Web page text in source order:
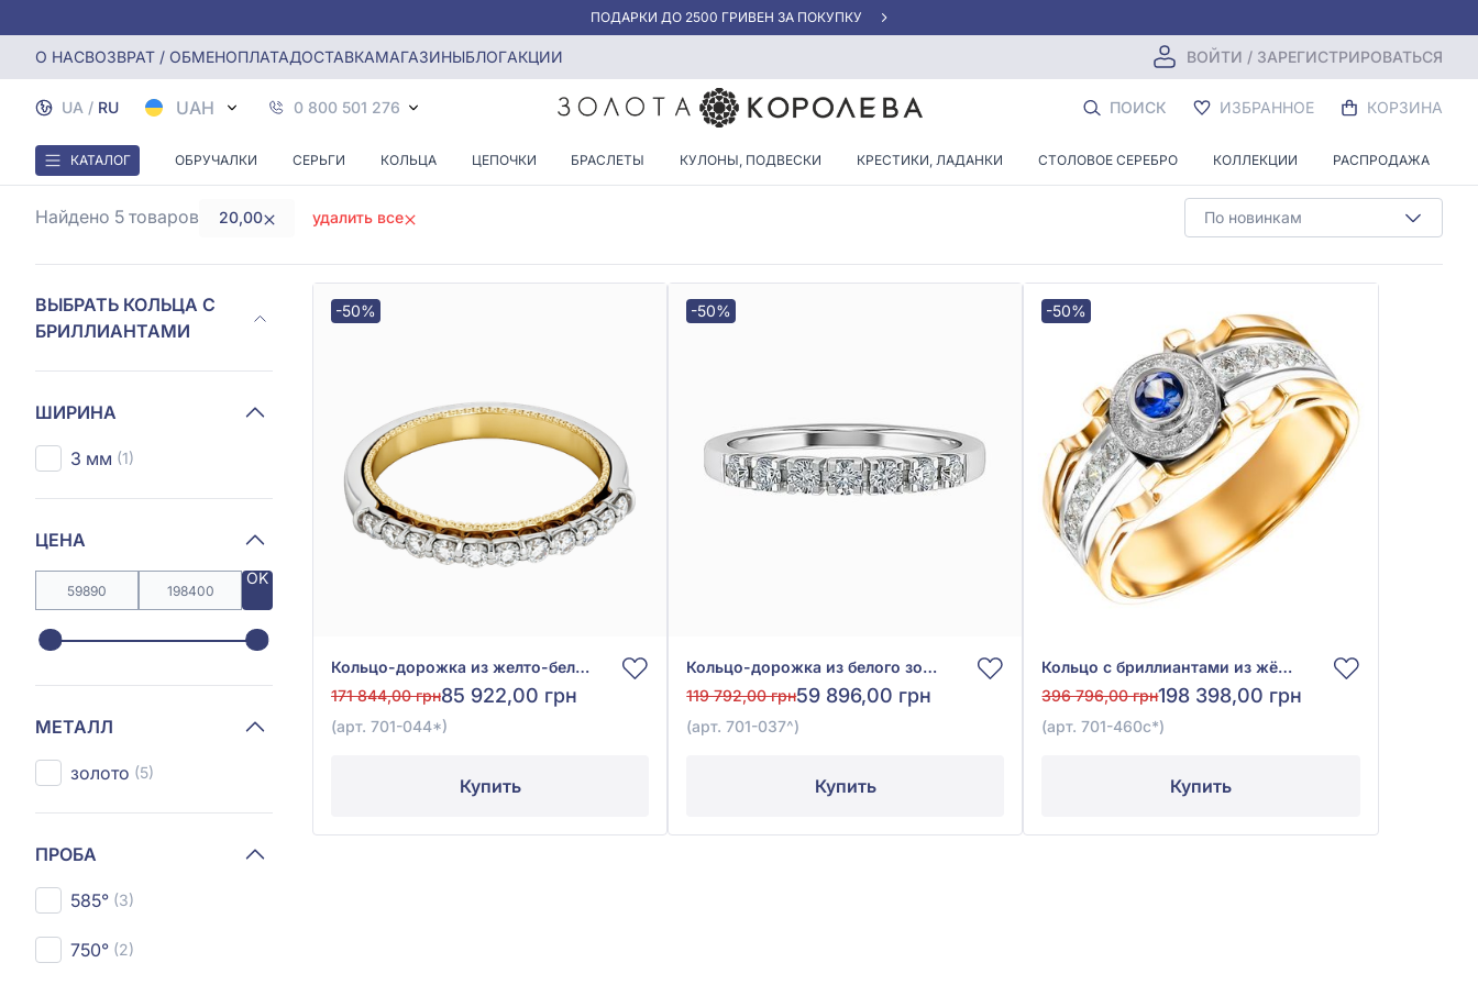
АКЦИЯ ДЛЯ КЛИЕНТОВ «НОВАЯ ПОЧТА»
О НАСВОЗВРАТ / ОБМЕНОПЛАТАДОСТАВКАМАГАЗИНЫБЛОГАКЦИИ ВОЙТИ / ЗАРЕГИСТРИРОВАТЬСЯ
UA / RU UAH 0 800 501 276 ПОИСК ИЗБРАННОЕ КОРЗИНА
КАТАЛОГ ОБРУЧАЛКИ СЕРЬГИ КОЛЬЦА ЦЕПОЧКИ БРАСЛЕТЫ КУЛОНЫ, ПОДВЕСКИ КРЕСТИКИ, ЛАДАНКИ СТОЛОВОЕ СЕРЕБРО КОЛЛЕКЦИИ РАСПРОДАЖА
Главная Кольца с бриллиантами Кольцо с бриллиантами 20 размера
КОЛЬЦО С БРИЛЛИАНТАМИ 20 РАЗМЕРА
По новинкам
Найдено 5 товаров 20,00 удалить все
ВЫБРАТЬ КОЛЬЦА С
БРИЛЛИАНТАМИ
ШИРИНА
3 мм (1)
ЦЕНА
OK
МЕТАЛЛ
золото (5)
ПРОБА
585° (3)
750° (2)
-50%
Кольцо-дорожка из желто-белого золота 585° с бриллиантами 0,38ct, арт. 701-044*
171 844,00 грн85 922,00 грн
(арт. 701-044*)
Купить
-50%
Кольцо-дорожка из белого золота 585° с бриллиантами 0,36ct, арт. 701-037
119 792,00 грн59 896,00 грн
(арт. 701-037^)
Купить
-50%
Кольцо с бриллиантами из жёлтого золота 585° с бриллиантом 0,44ct и синим сапфиром 0,3ct, арт. 701-460с*
396 796,00 грн198 398,00 грн
(арт. 701-460с*)
Купить